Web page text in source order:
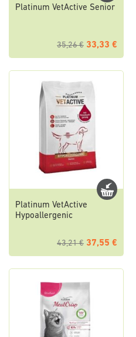
Platinum VetActive Senior
35,26 € 33,33 €
Platinum VetActive
Hypoallergenic
43,21 € 37,55 €